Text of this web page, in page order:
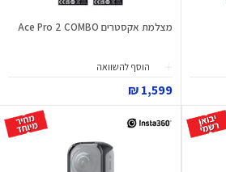
מצלמת אקסטרים Ace Pro 2 COMBO
הוסף להשוואה
1,599 ₪